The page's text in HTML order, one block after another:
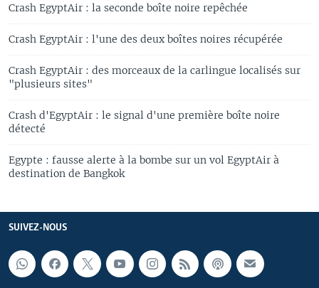
Crash EgyptAir : la seconde boîte noire repêchée
Crash EgyptAir : l'une des deux boîtes noires récupérée
Crash EgyptAir : des morceaux de la carlingue localisés sur
"plusieurs sites"
Crash d'EgyptAir : le signal d'une première boîte noire
détecté
Egypte : fausse alerte à la bombe sur un vol EgyptAir à
destination de Bangkok
SUIVEZ-NOUS